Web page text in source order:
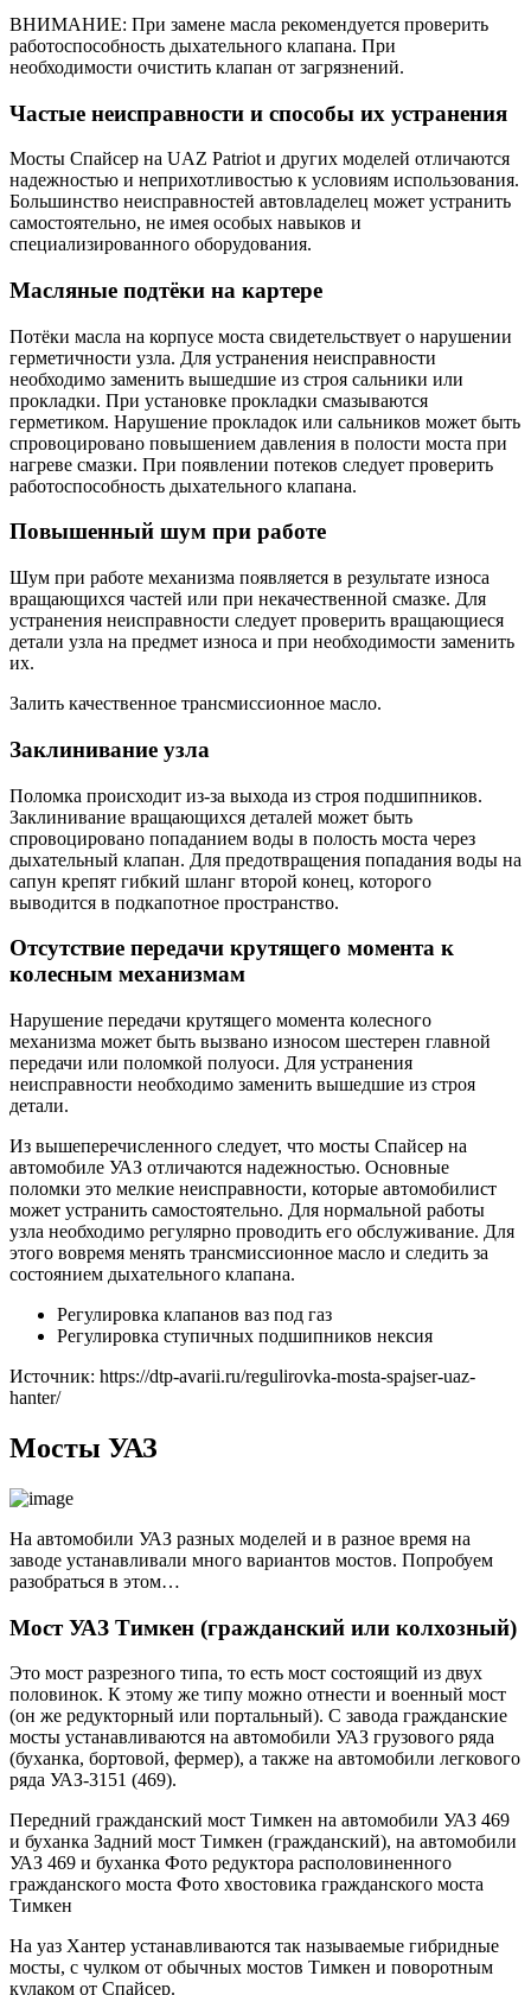
ВНИМАНИЕ: При замене масла рекомендуется проверить
работоспособность дыхательного клапана. При
необходимости очистить клапан от загрязнений.
Частые неисправности и способы их устранения
Мосты Спайсер на UAZ Patriot и других моделей отличаются
надежностью и неприхотливостью к условиям использования.
Большинство неисправностей автовладелец может устранить
самостоятельно, не имея особых навыков и
специализированного оборудования.
Масляные подтёки на картере
Потёки масла на корпусе моста свидетельствует о нарушении
герметичности узла. Для устранения неисправности
необходимо заменить вышедшие из строя сальники или
прокладки. При установке прокладки смазываются
герметиком. Нарушение прокладок или сальников может быть
спровоцировано повышением давления в полости моста при
нагреве смазки. При появлении потеков следует проверить
работоспособность дыхательного клапана.
Повышенный шум при работе
Шум при работе механизма появляется в результате износа
вращающихся частей или при некачественной смазке. Для
устранения неисправности следует проверить вращающиеся
детали узла на предмет износа и при необходимости заменить
их.
Залить качественное трансмиссионное масло.
Заклинивание узла
Поломка происходит из-за выхода из строя подшипников.
Заклинивание вращающихся деталей может быть
спровоцировано попаданием воды в полость моста через
дыхательный клапан. Для предотвращения попадания воды на
сапун крепят гибкий шланг второй конец, которого
выводится в подкапотное пространство.
Отсутствие передачи крутящего момента к
колесным механизмам
Нарушение передачи крутящего момента колесного
механизма может быть вызвано износом шестерен главной
передачи или поломкой полуоси. Для устранения
неисправности необходимо заменить вышедшие из строя
детали.
Из вышеперечисленного следует, что мосты Спайсер на
автомобиле УАЗ отличаются надежностью. Основные
поломки это мелкие неисправности, которые автомобилист
может устранить самостоятельно. Для нормальной работы
узла необходимо регулярно проводить его обслуживание. Для
этого вовремя менять трансмиссионное масло и следить за
состоянием дыхательного клапана.
Регулировка клапанов ваз под газ
Регулировка ступичных подшипников нексия
Источник: https://dtp-avarii.ru/regulirovka-mosta-spajser-uaz-
hanter/
Мосты УАЗ
На автомобили УАЗ разных моделей и в разное время на
заводе устанавливали много вариантов мостов. Попробуем
разобраться в этом…
Мост УАЗ Тимкен (гражданский или колхозный)
Это мост разрезного типа, то есть мост состоящий из двух
половинок. К этому же типу можно отнести и военный мост
(он же редукторный или портальный). С завода гражданские
мосты устанавливаются на автомобили УАЗ грузового ряда
(буханка, бортовой, фермер), а также на автомобили легкового
ряда УАЗ-3151 (469).
Передний гражданский мост Тимкен на автомобили УАЗ 469
и буханка Задний мост Тимкен (гражданский), на автомобили
УАЗ 469 и буханка Фото редуктора располовиненного
гражданского моста Фото хвостовика гражданского моста
Тимкен
На уаз Хантер устанавливаются так называемые гибридные
мосты, с чулком от обычных мостов Тимкен и поворотным
кулаком от Спайсер.